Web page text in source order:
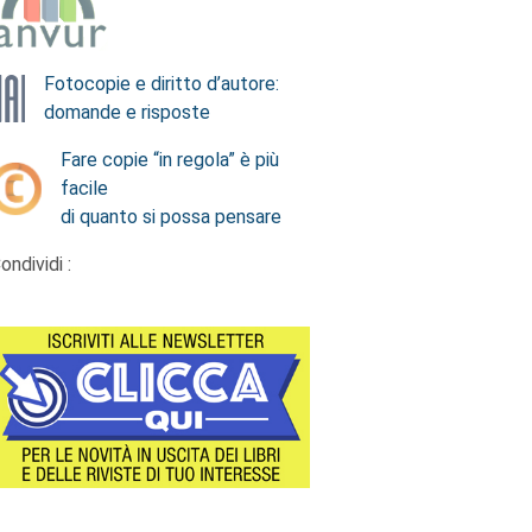
Fotocopie e diritto d’autore:
domande e risposte
Fare copie “in regola” è più
facile
di quanto si possa pensare
: